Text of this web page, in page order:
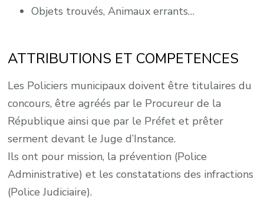
Objets trouvés, Animaux errants…
ATTRIBUTIONS ET COMPETENCES
Les Policiers municipaux doivent être titulaires du
concours, être agréés par le Procureur de la
République ainsi que par le Préfet et prêter
serment devant le Juge d’Instance.
Ils ont pour mission, la prévention (Police
Administrative) et les constatations des infractions
(Police Judiciaire).